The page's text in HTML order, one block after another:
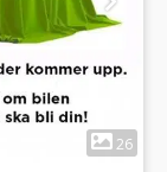
26